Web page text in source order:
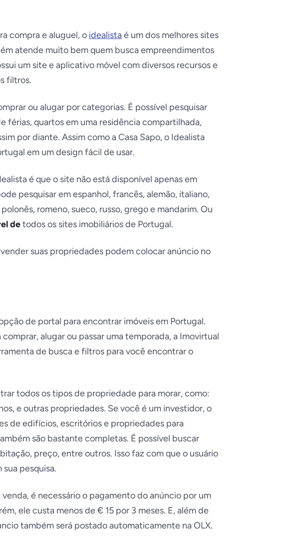
compra e aluguel, o idealistaé um dos melhores sites
atende muito bem quem busca empreendimentos
um site e aplicativo móvel com diversos recursos e
filtros.
ou alugar por categorias. É possível pesquisar
férias, quartos em uma residência compartilhada,
por diante. Assim como a Casa Sapo, o Idealista
em um design fácil de usar.
é que o site não está disponível apenas em
pesquisar em espanhol, francês, alemão, italiano,
romeno, sueco, russo, grego e mandarim. Ou
detodos os sites imobiliários de Portugal.
suas propriedades podem colocar anúncio no
de portal para encontrar imóveis em Portugal.
alugar ou passar uma temporada, a Imovirtual
de busca e filtros para você encontrar o
todos os tipos de propriedade para morar, como:
e outras propriedades. Se você é um investidor, o
de edifícios, escritórios e propriedades para
são bastante completas. É possível buscar
preço, entre outros. Isso faz com que o usuário
pesquisa.
é necessário o pagamento do anúncio por um
ele custa menos de € 15 por 3 meses. E, além de
também será postado automaticamente na OLX.